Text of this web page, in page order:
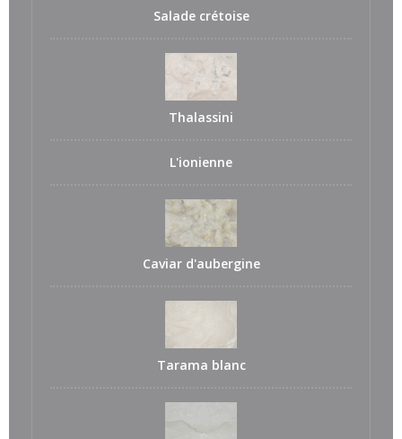
Salade crétoise
Thalassini
L'ionienne
Caviar d'aubergine
Tarama blanc